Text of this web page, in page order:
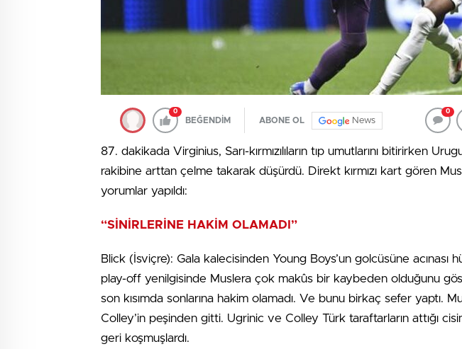
0
BEĞENDİM ABONE OL News
0
87. dakikada Virginius, Sarı-kırmızılıların tıp umutlarını bitirirken
rakibine arttan çelme takarak düşürdü. Direkt kırmızı kart gören
yorumlar yapıldı:
“SİNİRLERİNE HAKİM OLAMADI”
Blick (İsviçre): Gala kalecisinden Young Boys’un golcüsüne acınası
play-off yenilgisinde Muslera çok makûs bir kaybeden olduğunu
son kısımda sonlarına hakim olamadı. Ve bunu birkaç sefer yaptı.
Colley’in peşinden gitti. Ugrinic ve Colley Türk taraftarların attığı
geri koşmuşlardı.